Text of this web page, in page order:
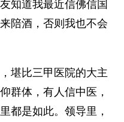
知道我最近信佛信国
陪酒，否则我也不会
堪比三甲医院的大主
群体，有人信中医，
都是如此。领导里，